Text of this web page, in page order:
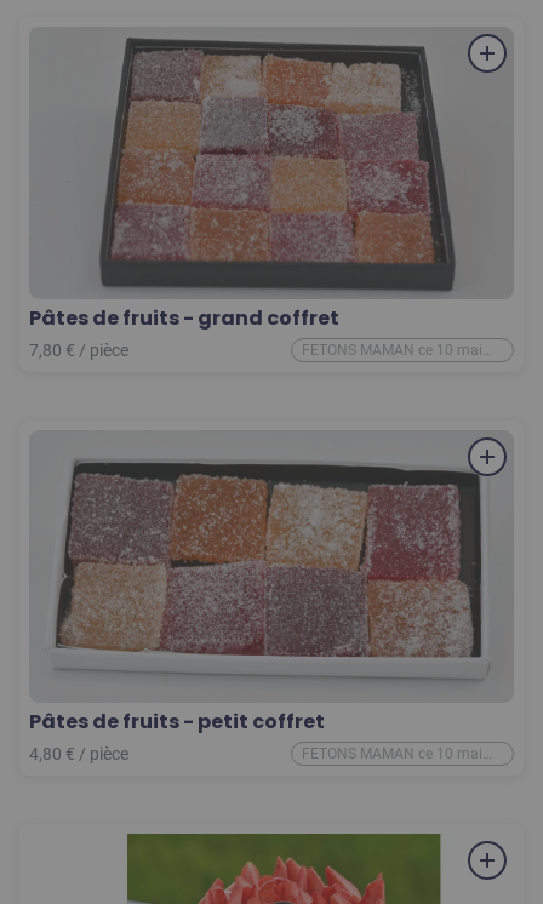
Pâtes de fruits - grand coffret
7,80 € / pièce
FETONS MAMAN ce 10 mai
2026
Pâtes de fruits - petit coffret
4,80 € / pièce
FETONS MAMAN ce 10 mai
2026